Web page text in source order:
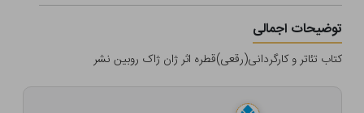
توضیحات اجمالی
کتاب تئاتر و کارگردانی(رقعی)قطره اثر ژان ژاک روبین نشر